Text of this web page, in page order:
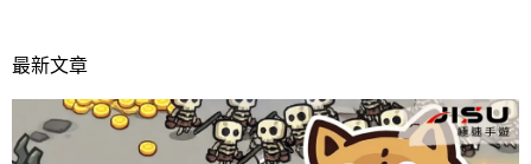
最新文章